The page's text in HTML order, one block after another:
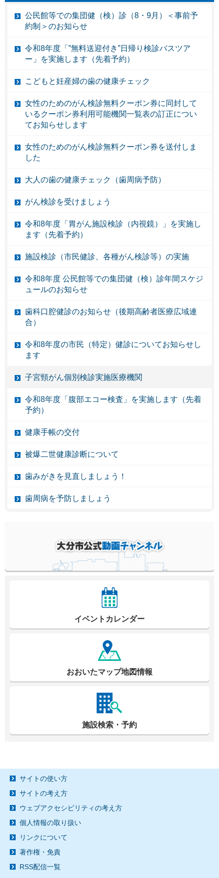
公民館等での集団健（検）診（8・9月）＜事前予
約制＞のお知らせ
令和8年度「”無料送迎付き”日帰り検診バスツア
ー」を実施します（先着予約）
こどもと妊産婦の歯の健康チェック
女性のためのがん検診無料クーポン券に同封して
いるクーポン券利用可能機関一覧表の訂正につい
てお知らせします
女性のためのがん検診無料クーポン券を送付しま
した
大人の歯の健康チェック（歯周病予防）
がん検診を受けましょう
令和8年度「胃がん施設検診（内視鏡）」を実施し
ます（先着予約）
施設検診（市民健診、各種がん検診等）の実施
令和8年度 公民館等での集団健（検）診年間スケジ
ュールのお知らせ
歯科口腔健診のお知らせ（後期高齢者医療広域連
合）
令和8年度の市民（特定）健診についてお知らせし
ます
子宮頸がん個別検診実施医療機関
令和8年度「腹部エコー検査」を実施します（先着
予約）
健康手帳の交付
被爆二世健康診断について
歯みがきを見直しましょう！
歯周病を予防しましょう
イベントカレンダー
おおいたマップ地図情報
施設検索・予約
サイトの使い方
サイトの考え方
ウェブアクセシビリティの考え方
個人情報の取り扱い
リンクについて
著作権・免責
RSS配信一覧